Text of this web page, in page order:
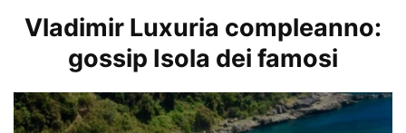
Vladimir Luxuria compleanno:
gossip Isola dei famosi